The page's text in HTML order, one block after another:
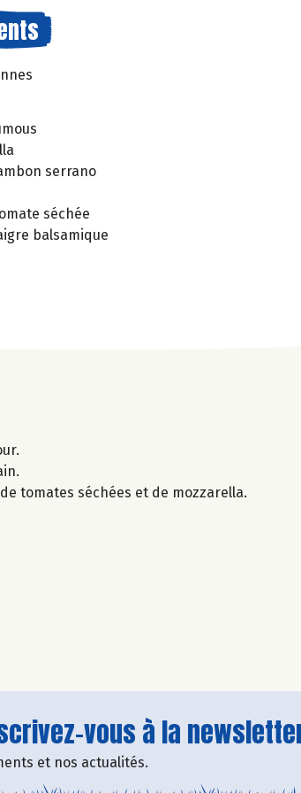
serrano
séchée
balsamique
tomates séchées et de mozzarella.
vous à la
et nos actualités.